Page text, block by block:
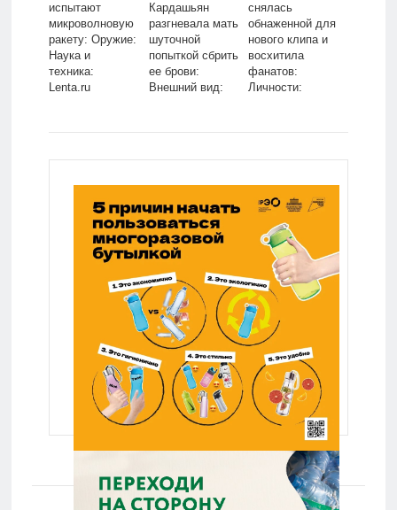
испытают
микроволновую
ракету: Оружие:
Наука и
техника:
Lenta.ru
Кардашьян
разгневала мать
шуточной
попыткой сбрить
ее брови:
Внешний вид:
снялась
обнаженной для
нового клипа и
восхитила
фанатов:
Личности: